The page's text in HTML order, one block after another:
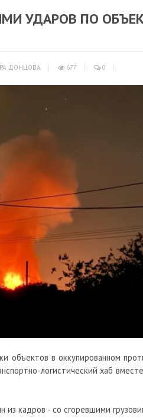
УДАРОВ ПО
ДОНЦОВА 677 0
объектов в оккупированном
логистический хаб
кадров - со сгоревшими